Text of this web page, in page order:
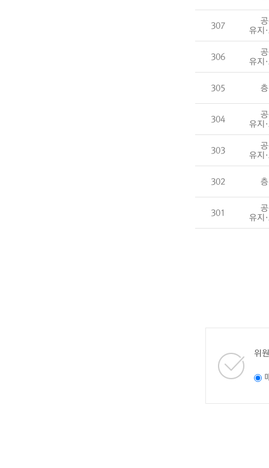
307
유지
306
유지
305
304
유지
303
유지
302
301
유지
위